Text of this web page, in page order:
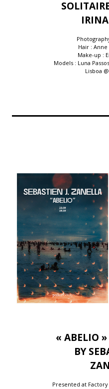
Hair :
Make-up :
Models : Luna
Lisboa
« ABELIO
BY
Presented at